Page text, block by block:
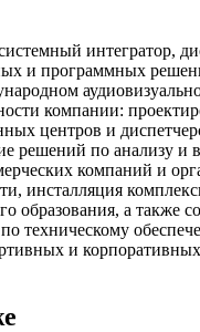
интегратор,
и программных
компании:
центров и
решений по анализу и
компаний и
инсталляция
образования, а также
техническому
и